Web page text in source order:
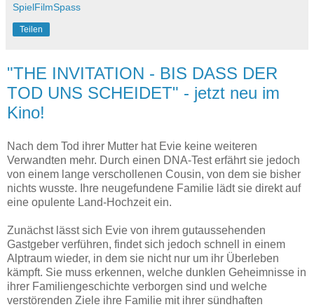
SpielFilmSpass
Teilen
"THE INVITATION - BIS DASS DER
TOD UNS SCHEIDET" - jetzt neu im
Kino!
Nach dem Tod ihrer Mutter hat Evie keine weiteren
Verwandten mehr. Durch einen DNA-Test erfährt sie jedoch
von einem lange verschollenen Cousin, von dem sie bisher
nichts wusste. Ihre neugefundene Familie lädt sie direkt auf
eine opulente Land-Hochzeit ein.
Zunächst lässt sich Evie von ihrem gutaussehenden
Gastgeber verführen, findet sich jedoch schnell in einem
Alptraum wieder, in dem sie nicht nur um ihr Überleben
kämpft. Sie muss erkennen, welche dunklen Geheimnisse in
ihrer Familiengeschichte verborgen sind und welche
verstörenden Ziele ihre Familie mit ihrer sündhaften